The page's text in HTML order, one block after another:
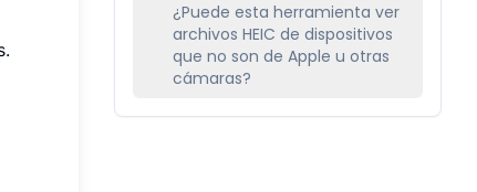
¿Puede esta herramienta ver
archivos HEIC de dispositivos
que no son de Apple u otras
cámaras?